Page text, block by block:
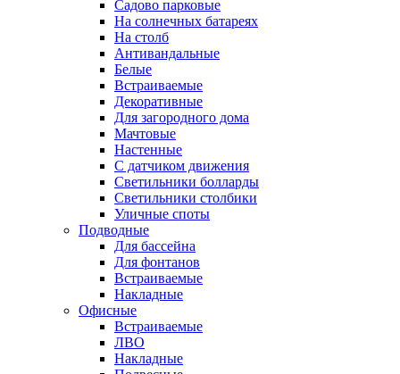
Садово парковые
На солнечных батареях
На столб
Антивандальные
Белые
Встраиваемые
Декоративные
Для загородного дома
Мачтовые
Настенные
С датчиком движения
Светильники болларды
Светильники столбики
Уличные споты
Подводные
Для бассейна
Для фонтанов
Встраиваемые
Накладные
Офисные
Встраиваемые
ЛВО
Накладные